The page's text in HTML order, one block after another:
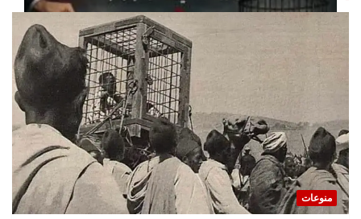
تحقيقات
مغرب 2026 انتخابات على حافة الثقة المفقودة و
البرلمان في قفص الإتهام
jouy
منوعات